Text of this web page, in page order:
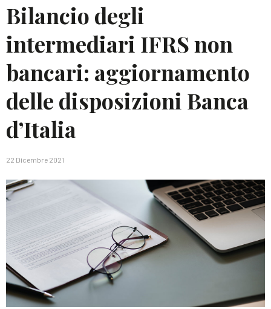
Bilancio degli
intermediari IFRS non
bancari: aggiornamento
delle disposizioni Banca
d’Italia
22 Dicembre 2021